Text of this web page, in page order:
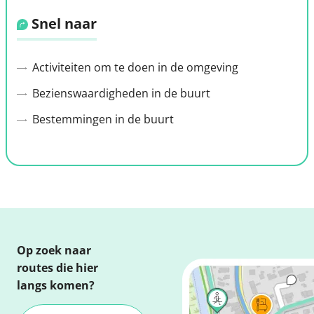
Snel naar
Activiteiten om te doen in de omgeving
Bezienswaardigheden in de buurt
Bestemmingen in de buurt
Op zoek naar
routes die hier
langs komen?